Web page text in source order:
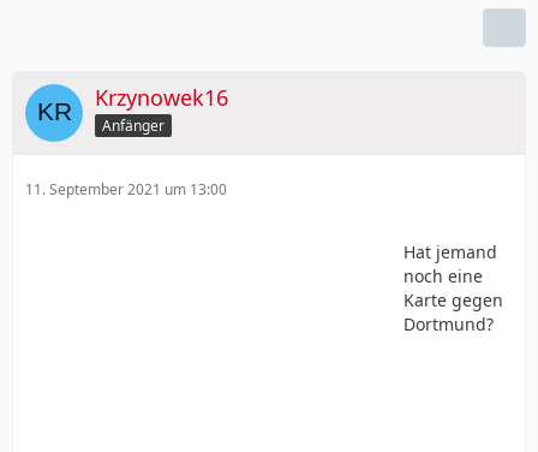
Krzynowek16
Anfänger
11. September 2021 um 13:00
Hat jemand
noch eine
Karte gegen
Dortmund?